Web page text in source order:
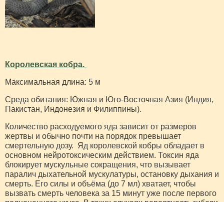
Королевская кобра.
Максимальная длина: 5 м
Среда обитания: Южная и Юго-Восточная Азия (Индия,
Пакистан, Индонезия и Филиппины).
Количество расходуемого яда зависит от размеров
жертвы и обычно почти на порядок превышает
смертельную дозу. Яд королевской кобры обладает в
основном нейротоксическим действием. Токсин яда
блокирует мускульные сокращения, что вызывает
паралич дыхательной мускулатуры, остановку дыхания и
смерть. Его силы и объёма (до 7 мл) хватает, чтобы
вызвать смерть человека за 15 минут уже после первого